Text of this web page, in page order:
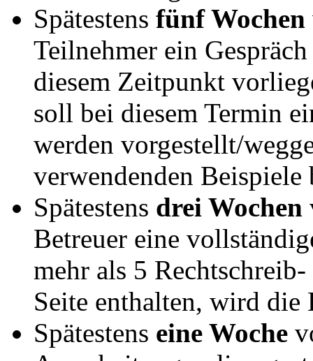
Spätestens fünf Wochen
Teilnehmer ein
diesem Zeitpunkt
soll bei diesem Termin
werden vorgestellt/
verwendenden Beispiele
Spätestens drei Wochen
Betreuer eine
mehr als 5
Seite enthalten, wird die
Spätestens eine Woche